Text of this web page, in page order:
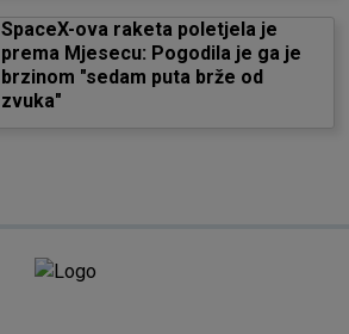
SpaceX-ova raketa poletjela je
prema Mjesecu: Pogodila je ga je
brzinom "sedam puta brže od
zvuka"